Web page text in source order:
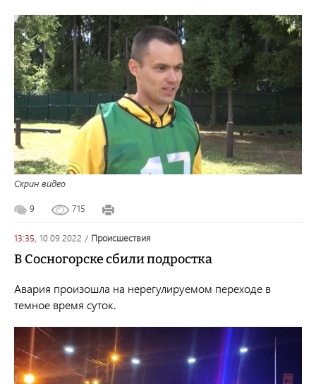
Скрин видео
9 715
13:35, 10.09.2022 / происшествия
В Сосногорске сбили подростка
Авария произошла на нерегулируемом переходе в
темное время суток.